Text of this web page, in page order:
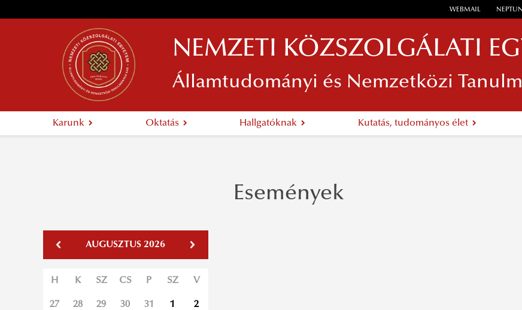
WEBMAIL NEPTUN
NEMZETI KÖZSZOLGÁLATI
Államtudományi és Nemzetközi
Karunk Oktatás Hallgatóknak Kutatás, tudományos élet
AUGUSZTUS 2026
H K SZ CS P SZ V
27 28 29 30 31 1 2
Események